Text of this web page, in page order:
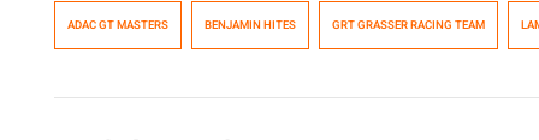
ADAC GT MASTERS BENJAMIN HITES GRT GRASSER RACING TEAM